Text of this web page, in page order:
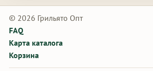
© 2026 Грильято Опт
FAQ
Карта каталога
Корзина